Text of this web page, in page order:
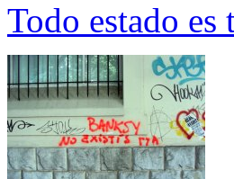
Todo estado es